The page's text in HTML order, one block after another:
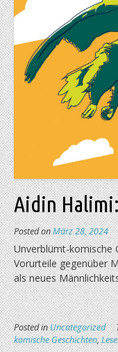
Aidin
Posted onMärz 28, 2024
Unverblümt-komische
Vorurteile gegenüber
als neues
Posted inUncategorized
komische Geschichten,